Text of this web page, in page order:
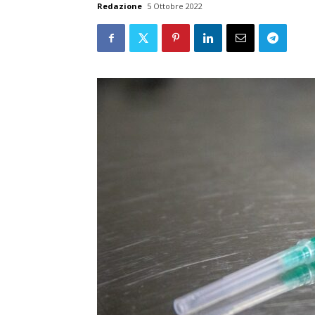
Redazione 5 Ottobre 2022